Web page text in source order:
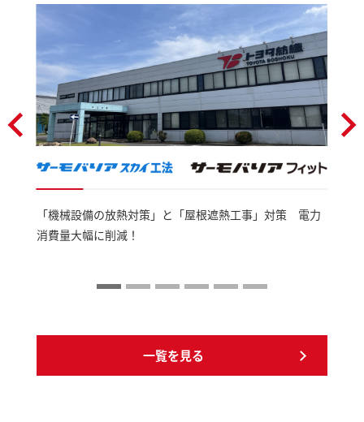
「機械設備の放熱対策」と「屋根遮熱工事」対策 電力
消費量大幅に削減！
一覧を見る